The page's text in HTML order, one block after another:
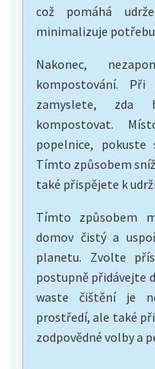
což pomáhá
minimalizuje
Nakonec,
kompostování.
zamyslete, zda
kompostovat.
popelnice,
Tímto způsobem
také přispějete k
Tímto způsobem
domov čistý a
planetu. Zvolte
postupně přidávejte
waste čištění je
prostředí, ale také
zodpovědné volby a